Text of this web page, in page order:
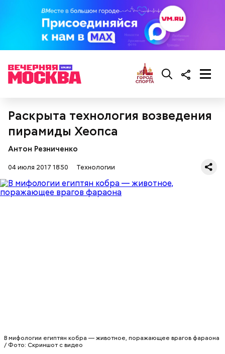
Раскрыта технология возведения
пирамиды Хеопса
Антон Резниченко
04 июля 2017 18:50 Технологии
В мифологии египтян кобра — животное, поражающее врагов фараона
/ Фото: Скриншот с видео